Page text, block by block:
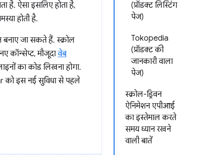
(प्रॉडक्ट लिस्टिंग
पेज)
Tokopedia
(प्रॉडक्ट की
जानकारी वाला
पेज)
स्क्रोल-ड्रिवन
ऐनिमेशन एपीआई
का इस्तेमाल करते
समय ध्यान रखने
वाली बातें
है. ऐसा इसलिए होता है,
होती है.
जा सकते हैं. स्क्रोल
कॉन्सेप्ट, मौजूदावेब
का कोड लिखना होगा.
को इस नई सुविधा से पहले